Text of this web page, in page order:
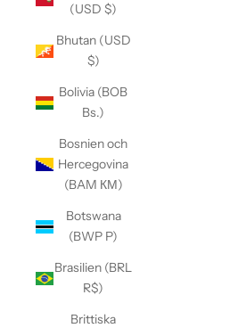
(USD $)
Bhutan (USD
$)
Bolivia (BOB
Bs.)
Bosnien och
Hercegovina
(BAM КМ)
Botswana
(BWP P)
Brasilien (BRL
R$)
Brittiska